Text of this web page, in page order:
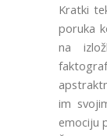
Kratki
poruka
na
im
emociju